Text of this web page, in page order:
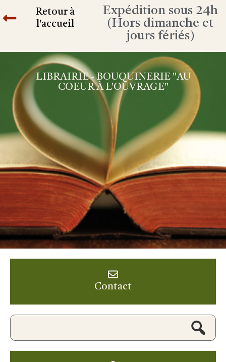
Retour à
l'accueil
Expédition sous 24h
(Hors dimanche et
jours fériés)
LIBRAIRIE - BOUQUINERIE "AU
COEUR À L'OUVRAGE"
Contact